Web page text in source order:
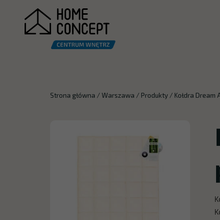
Strona główna /Warszawa /Produkty / Kołdra Dream